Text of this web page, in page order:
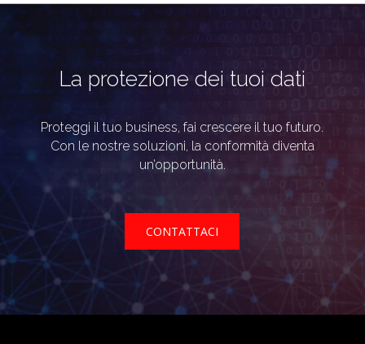
La protezione dei tuoi dati
Proteggi il tuo business, fai crescere il tuo futuro.
Con le nostre soluzioni, la conformità diventa
un’opportunità.
CONTATTACI